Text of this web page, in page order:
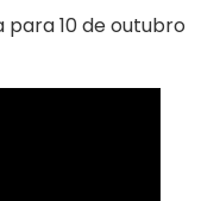
10 de outubro